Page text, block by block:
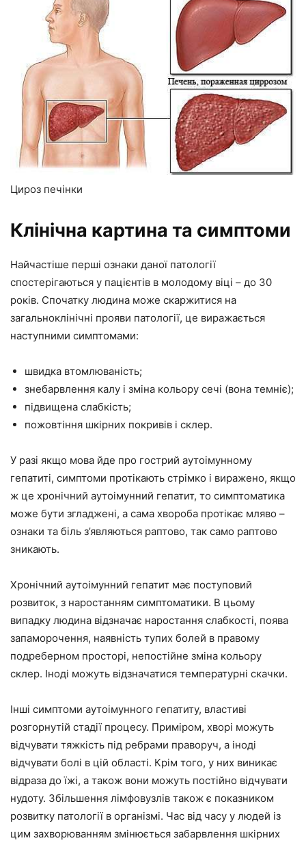
Цироз печінки
Клінічна картина та симптоми
Найчастіше перші ознаки даної патології
спостерігаються у пацієнтів в молодому віці – до 30
років. Спочатку людина може скаржитися на
загальноклінічні прояви патології, це виражається
наступними симптомами:
швидка втомлюваність;
знебарвлення калу і зміна кольору сечі (вона темніє);
підвищена слабкість;
пожовтіння шкірних покривів і склер.
У разі якщо мова йде про гострий аутоімунному
гепатиті, симптоми протікають стрімко і виражено, якщо
ж це хронічний аутоімунний гепатит, то симптоматика
може бути згладжені, а сама хвороба протікає мляво –
ознаки та біль з’являються раптово, так само раптово
зникають.
Хронічний аутоімунний гепатит має поступовий
розвиток, з наростанням симптоматики. В цьому
випадку людина відзначає наростання слабкості, поява
запаморочення, наявність тупих болей в правому
подреберном просторі, непостійне зміна кольору
склер. Іноді можуть відзначатися температурні скачки.
Інші симптоми аутоімунного гепатиту, властиві
розгорнутій стадії процесу. Приміром, хворі можуть
відчувати тяжкість під ребрами праворуч, а іноді
відчувати болі в цій області. Крім того, у них виникає
відраза до їжі, а також вони можуть постійно відчувати
нудоту. Збільшення лімфовузлів також є показником
розвитку патології в організмі. Час від часу у людей із
цим захворюванням змінюється забарвлення шкірних